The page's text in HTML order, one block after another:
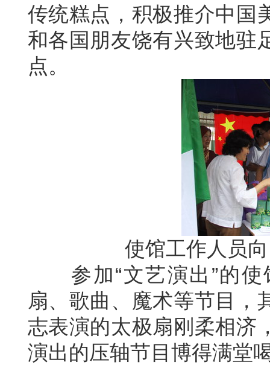
传统糕点，积极推介中国
和各国朋友饶有兴致地驻
点。
使馆工作人员
参加“文艺演出”的使
扇、歌曲、魔术等节目，
志表演的太极扇刚柔相济
演出的压轴节目博得满堂